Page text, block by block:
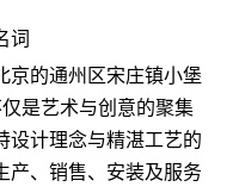
词
京的通州区宋庄镇小堡
是艺术与创意的聚集
设计理念与精湛工艺的
产、销售、安装及服务